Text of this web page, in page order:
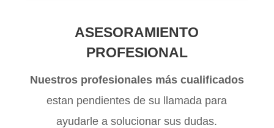
asesoramiento
profesional
Nuestros profesionales más cualificados
estan pendientes de su llamada para
ayudarle a solucionar sus dudas.